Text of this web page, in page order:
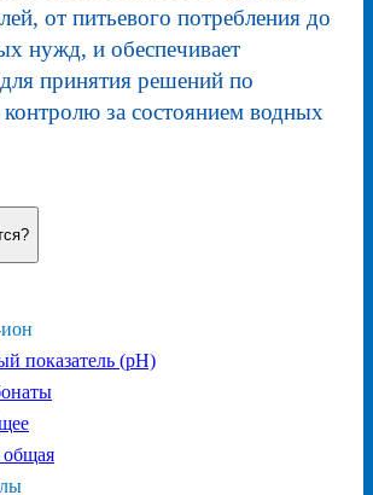
от питьевого потребления до
нужд, и обеспечивает
принятия решений по
за состоянием водных
показатель (pH)
общая